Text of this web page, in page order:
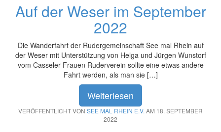
Auf der Weser im September
2022
Die Wanderfahrt der Rudergemeinschaft See mal Rhein auf
der Weser mit Unterstützung von Helga und Jürgen Wunstorf
vom Casseler Frauen Ruderverein sollte eine etwas andere
Fahrt werden, als man sie […]
Weiterlesen
VERÖFFENTLICHT VON SEE MAL RHEIN E.V. AM 18. SEPTEMBER
2022